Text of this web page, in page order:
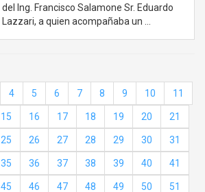
del Ing. Francisco Salamone Sr. Eduardo
Lazzari, a quien acompañaba un …
4 5 6 7 8 9 10 11
15 16 17 18 19 20 21
25 26 27 28 29 30 31
35 36 37 38 39 40 41
45 46 47 48 49 50 51